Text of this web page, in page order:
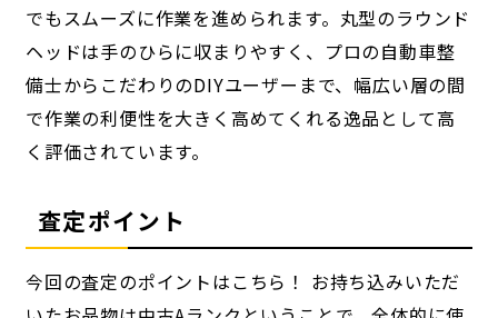
でもスムーズに作業を進められます。丸型のラウンド
ヘッドは手のひらに収まりやすく、プロの自動車整
備士からこだわりのDIYユーザーまで、幅広い層の間
で作業の利便性を大きく高めてくれる逸品として高
く評価されています。
査定ポイント
今回の査定のポイントはこちら！ お持ち込みいただ